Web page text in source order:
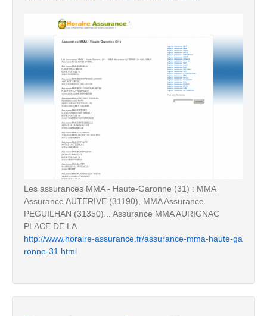
Les assurances MMA - Haute-Garonne (31) : MMA
Assurance AUTERIVE (31190), MMA Assurance
PEGUILHAN (31350)... Assurance MMA AURIGNAC
PLACE DE LA
http://www.horaire-assurance.fr/assurance-mma-haute-ga
ronne-31.html